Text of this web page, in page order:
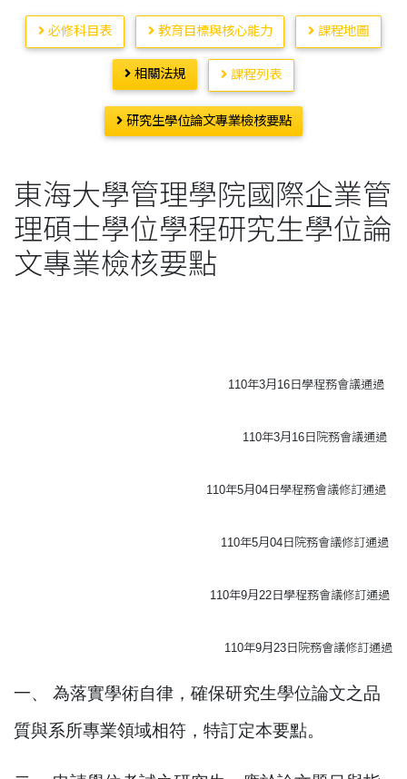
必修科目表 教育目標與核心能力 課程地圖
相關法規 課程列表
研究生學位論文專業檢核要點
東海大學管理學院國際企業管
理碩士學位學程研究生學位論
文專業檢核要點
110年3月16日學程務會議通過
110年3月16日院務會議通過
110年5月04日學程務會議修訂通過
110年5月04日院務會議修訂通過
110年9月22日學程務會議修訂通過
110年9月23日院務會議修訂通過
一、 為落實學術自律，確保研究生學位論文之品
質與系所專業領域相符，特訂定本要點。